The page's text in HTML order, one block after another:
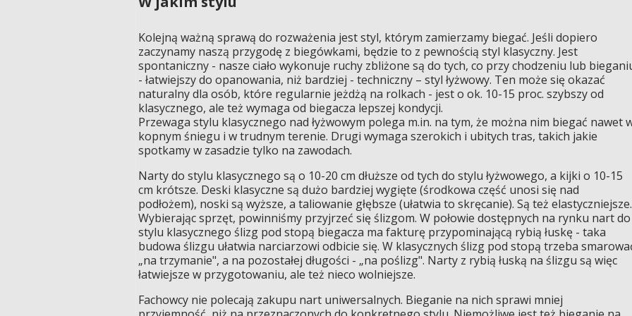
Kolejną ważną sprawą do rozważenia jest styl, którym zamierzamy biegać. Jeśli dopiero
zaczynamy naszą przygodę z biegówkami, będzie to z pewnością styl klasyczny. Jest
spontaniczny - nasze ciało wykonuje ruchy zbliżone są do tych, co przy chodzeniu lub
- łatwiejszy do opanowania, niż bardziej - techniczny – styl łyżwowy. Ten może się okazać
naturalny dla osób, które regularnie jeżdżą na rolkach - jest o ok. 10-15 proc. szybszy od
klasycznego, ale też wymaga od biegacza lepszej kondycji.
Przewaga stylu klasycznego nad łyżwowym polega m.in. na tym, że można nim biegać nawet
kopnym śniegu i w trudnym terenie. Drugi wymaga szerokich i ubitych tras, takich jakie
spotkamy w zasadzie tylko na zawodach.
Narty do stylu klasycznego są o 10-20 cm dłuższe od tych do stylu łyżwowego, a kijki o 10-15
cm krótsze. Deski klasyczne są dużo bardziej wygięte (środkowa część unosi się nad
podłożem), noski są wyższe, a taliowanie głębsze (ułatwia to skręcanie). Są też elastyczniejsze.
Wybierając sprzęt, powinniśmy przyjrzeć się ślizgom. W połowie dostępnych na rynku nart do
stylu klasycznego ślizg pod stopą biegacza ma fakturę przypominającą rybią łuskę - taka
budowa ślizgu ułatwia narciarzowi odbicie się. W klasycznych ślizg pod stopą trzeba
„na trzymanie", a na pozostałej długości - „na poślizg". Narty z rybią łuską na ślizgu są więc
łatwiejsze w przygotowaniu, ale też nieco wolniejsze.
Fachowcy nie polecają zakupu nart uniwersalnych. Bieganie na nich sprawi mniej